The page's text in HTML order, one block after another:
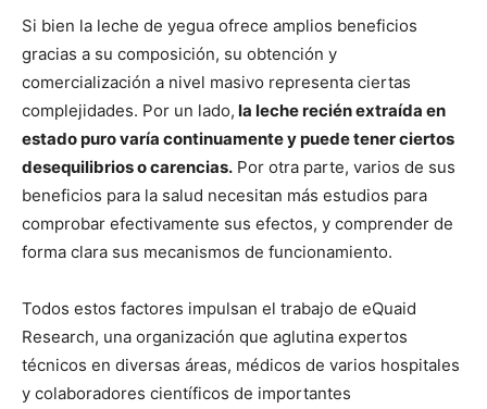
Si bien la leche de yegua ofrece amplios beneficios
gracias a su composición, su obtención y
comercialización a nivel masivo representa ciertas
complejidades. Por un lado, la leche recién extraída en
estado puro varía continuamente y puede tener ciertos
desequilibrios o carencias. Por otra parte, varios de sus
beneficios para la salud necesitan más estudios para
comprobar efectivamente sus efectos, y comprender de
forma clara sus mecanismos de funcionamiento.
Todos estos factores impulsan el trabajo de eQuaid
Research, una organización que aglutina expertos
técnicos en diversas áreas, médicos de varios hospitales
y colaboradores científicos de importantes